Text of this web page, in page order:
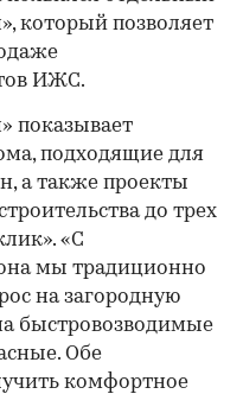
который позволяет
ИЖС.
показывает
подходящие для
а также проекты
до трех
«С
мы традиционно
на загородную
быстровозводимые
Обе
комфортное